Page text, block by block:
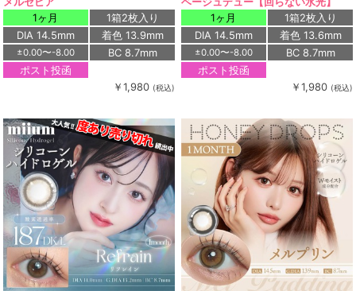
1ヶ月
1箱2枚入り
DIA 14.5mm
着色 13.9mm
±0.00〜-8.00
BC 8.7mm
ポスト投函
￥1,980 (税込)
1ヶ月
1箱2枚入り
DIA 14.5mm
着色 13.6mm
±0.00〜-8.00
BC 8.7mm
ポスト投函
￥1,980 (税込)